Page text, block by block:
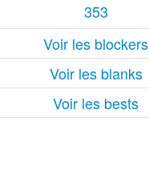
353
Voir les blockers
Voir les blanks
Voir les bests